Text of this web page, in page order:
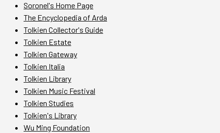
Soronel's Home Page
The Encyclopedia of Arda
Tolkien Collector's Guide
Tolkien Estate
Tolkien Gateway
Tolkien Italia
Tolkien Library
Tolkien Music Festival
Tolkien Studies
Tolkien's Library
Wu Ming Foundation